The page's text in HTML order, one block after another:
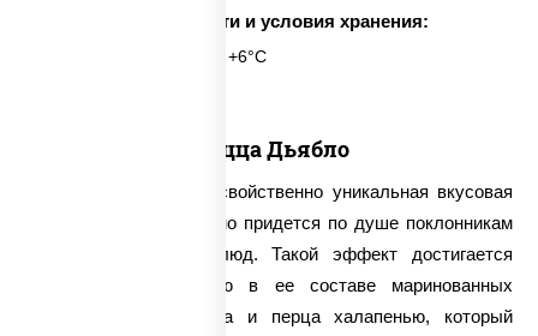
Срок годности и условия хранения:
24 часа при t° от +2°C до +6°C
Пицца Дьябло
Для пиццы «Диабло» свойственно уникальная вкусовая
гамма, которая особенно придется по душе поклонникам
достаточно острых блюд. Такой эффект достигается
благодаря присутствию в ее составе маринованных
огурцов, красного лука и перца халапенью, который